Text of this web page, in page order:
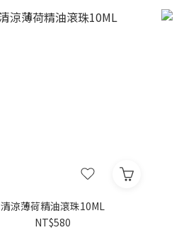
清涼薄荷精油滾珠10ML
NT$580